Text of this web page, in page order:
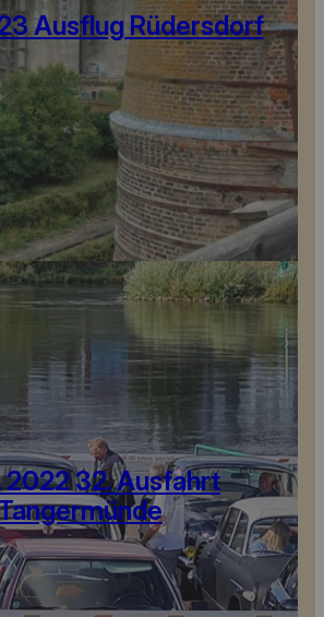
Ausflug Rüdersdorf
2022 32. Ausfahrt